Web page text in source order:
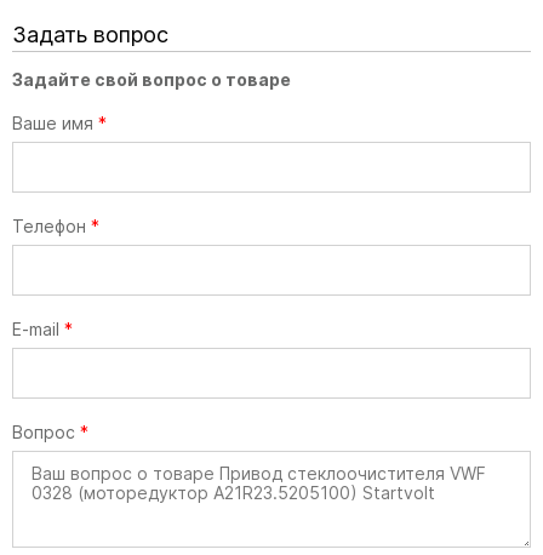
Задать вопрос
Задайте свой вопрос о товаре
Ваше имя *
Телефон *
E-mail *
Вопрос *